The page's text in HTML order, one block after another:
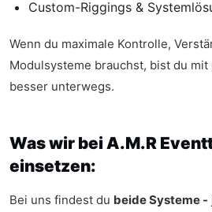
Custom-Riggings &
Wenn du maximale Kontrolle,
Modulsysteme brauchst, bist du mit
besser unterwegs.
Was wir bei A.M.R
einsetzen:
Bei uns findest du beide Systeme -